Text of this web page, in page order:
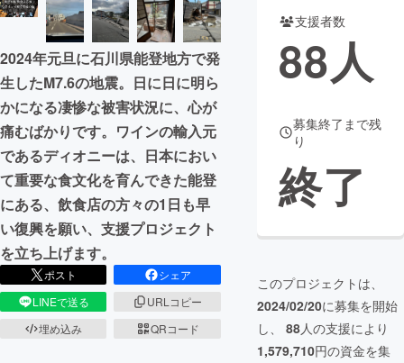
2024年元旦に石川県能登地方で発
生したM7.6の地震。日に日に明ら
かになる凄惨な被害状況に、心が
痛むばかりです。ワインの輸入元
であるディオニーは、日本におい
て重要な食文化を育んできた能登
にある、飲食店の方々の1日も早
い復興を願い、支援プロジェクト
を立ち上げます。
ポスト
シェア
LINEで送る
URLコピー
埋め込み
QRコード
支援者数
88人
募集終了まで残
り
終了
このプロジェクトは、
2024/02/20に募集を開始
し、 88人の支援により
1,579,710円の資金を集